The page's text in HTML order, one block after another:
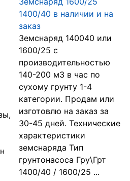
1400/40 в наличии и на
заказ
Земснаряд 140040 или
1600/25 с
производительностью
140-200 м3 в час по
сухому грунту 1-4
категории. Продам или
изготовлю на заказ за
30-45 дней. Технические
характеристики
земснаряда Тип
грунтонасоса Гру\Грт
1400/40 / 1600/25 ...